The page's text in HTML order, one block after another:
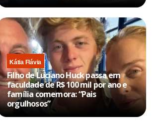
Kátia Flávia
Filho de Luciano Huck passa em
faculdade de R$ 100 mil por ano e
família comemora: “Pais
orgulhosos”